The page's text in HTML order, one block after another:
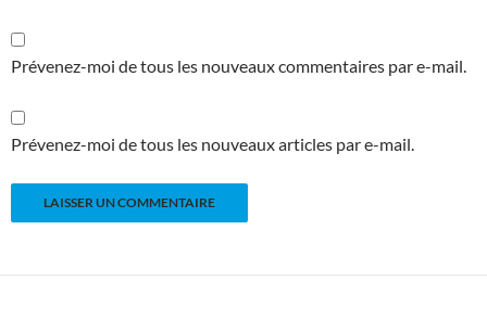
Prévenez-moi de tous les nouveaux commentaires par e-mail.
Prévenez-moi de tous les nouveaux articles par e-mail.